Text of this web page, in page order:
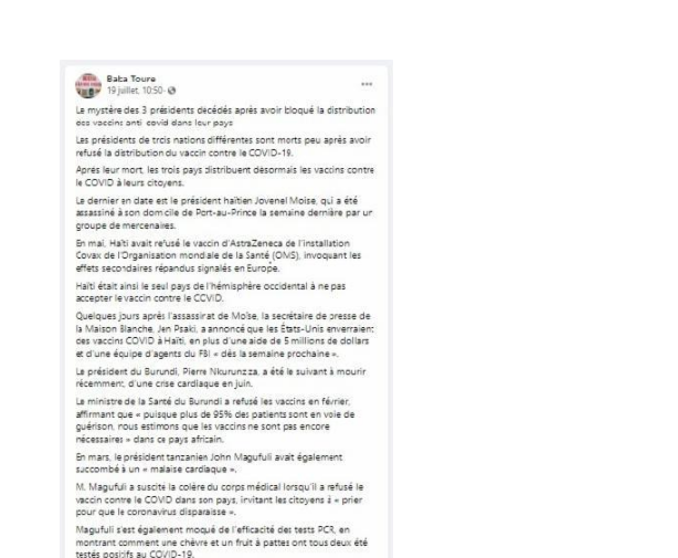
Image